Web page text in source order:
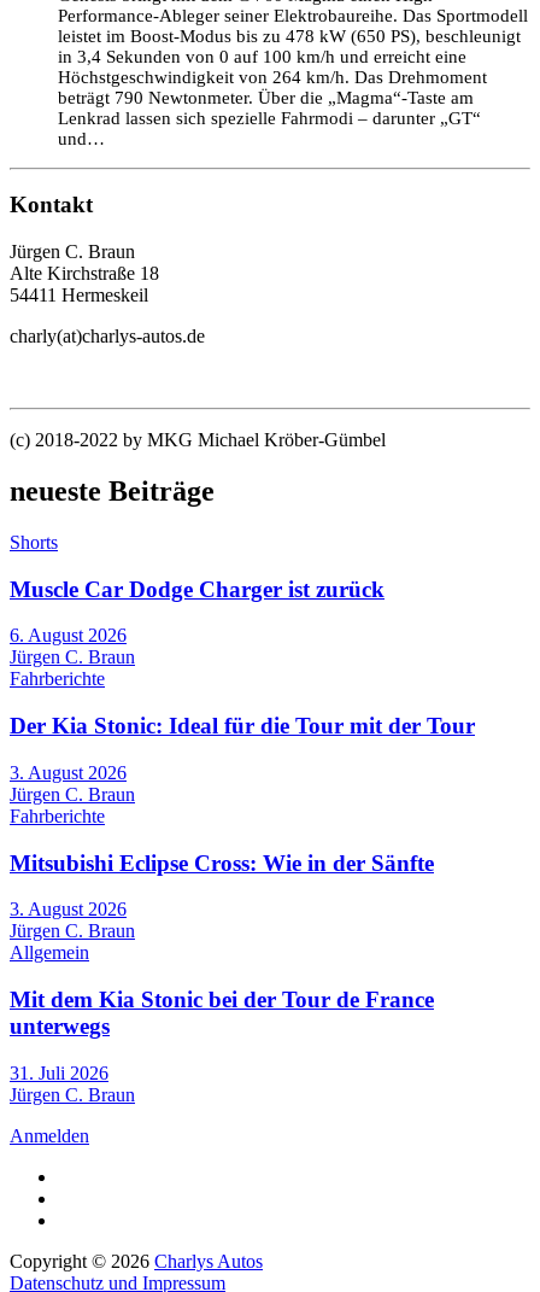
Performance-Ableger seiner Elektrobaureihe. Das Sportmodell
leistet im Boost-Modus bis zu 478 kW (650 PS), beschleunigt
in 3,4 Sekunden von 0 auf 100 km/h und erreicht eine
Höchstgeschwindigkeit von 264 km/h. Das Drehmoment
beträgt 790 Newtonmeter. Über die „Magma“-Taste am
Lenkrad lassen sich spezielle Fahrmodi – darunter „GT“
und…
Kontakt
Jürgen C. Braun
Alte Kirchstraße 18
54411 Hermeskeil
charly(at)charlys-autos.de
(c) 2018-2022 by MKG Michael Kröber-Gümbel
neueste Beiträge
Shorts
Muscle Car Dodge Charger ist zurück
6. August 2026
Jürgen C. Braun
Fahrberichte
Der Kia Stonic: Ideal für die Tour mit der Tour
3. August 2026
Jürgen C. Braun
Fahrberichte
Mitsubishi Eclipse Cross: Wie in der Sänfte
3. August 2026
Jürgen C. Braun
Allgemein
Mit dem Kia Stonic bei der Tour de France
unterwegs
31. Juli 2026
Jürgen C. Braun
Anmelden
Copyright © 2026 Charlys Autos
Datenschutz und Impressum